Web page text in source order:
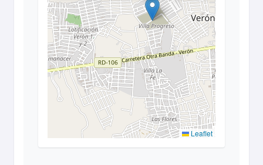
Leaflet